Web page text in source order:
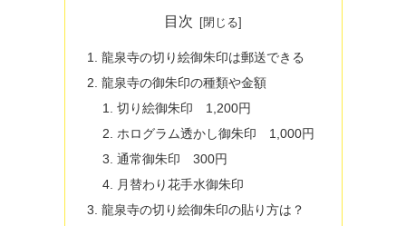
目次
龍泉寺の切り絵御朱印は郵送できる
龍泉寺の御朱印の種類や金額
切り絵御朱印 1,200円
ホログラム透かし御朱印 1,000円
通常御朱印 300円
月替わり花手水御朱印
龍泉寺の切り絵御朱印の貼り方は？